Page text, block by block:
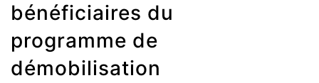
bénéficiaires du
programme de
démobilisation